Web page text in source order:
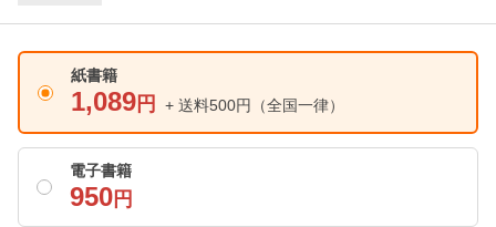
紙書籍
1,089 円 + 送料500円 （全国一律）
電子書籍
950 円